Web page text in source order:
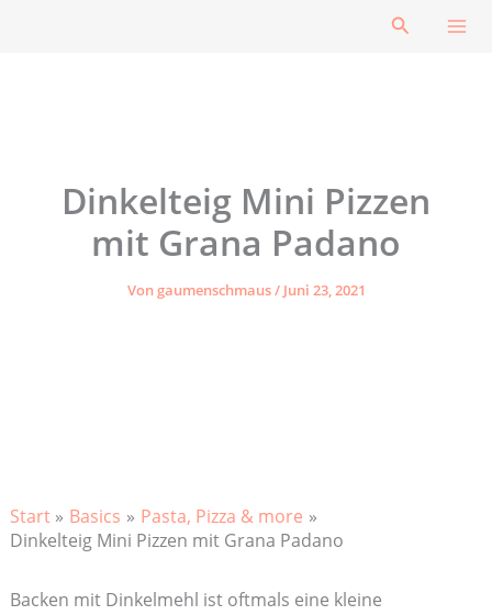
Suchen
Dinkelteig Mini Pizzen
mit Grana Padano
Vongaumenschmaus/ Juni 23, 2021
Start Basics
Pasta, Pizza & more
Dinkelteig Mini Pizzen mit Grana Padano
Backen mit Dinkelmehl ist oftmals eine kleine